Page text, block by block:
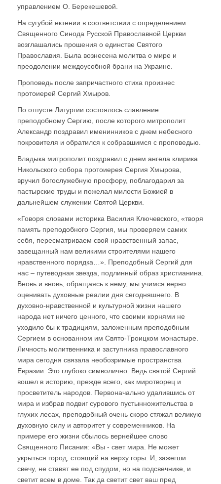
управлением О. Берекешевой.
На сугубой ектении в соответствии с определением
Священного Синода Русской Православной Церкви
возглашались прошения о единстве Святого
Православия. Была вознесена молитва о мире и
преодолении междоусобной брани на Украине.
Проповедь после запричастного стиха произнес
протоиерей Сергий Хмыров.
По отпусте Литургии состоялось славление
преподобному Сергию, после которого митрополит
Александр поздравил именинников с днем небесного
покровителя и обратился к собравшимся с проповедью.
Владыка митрополит поздравил с днем ангела клирика
Никольского собора протоиерея Сергия Хмырова,
вручил богослужебную просфору, поблагодарил за
пастырские труды и пожелал милости Божией в
дальнейшем служении Святой Церкви.
«Говоря словами историка Василия Ключевского, «творя
память преподобного Сергия, мы проверяем самих
себя, пересматриваем свой нравственный запас,
завещанный нам великими строителями нашего
нравственного порядка…». Преподобный Сергий для
нас – путеводная звезда, подлинный образ христианина.
Вновь и вновь, обращаясь к нему, мы учимся верно
оценивать духовные реалии дня сегодняшнего. В
духовно-нравственной и культурной жизни нашего
народа нет ничего ценного, что своими корнями не
уходило бы к традициям, заложенным преподобным
Сергием в основанном им Свято-Троицком монастыре.
Личность молитвенника и заступника православного
мира сегодня связала необозримые пространства
Евразии. Это глубоко символично. Ведь святой Сергий
вошел в историю, прежде всего, как миротворец и
просветитель народов. Первоначально удалившись от
мира и избрав подвиг сурового пустынножительства в
глухих лесах, преподобный очень скоро стяжал великую
духовную силу и авторитет у современников. На
примере его жизни сбылось вернейшее слово
Священного Писания: «Вы - свет мира. Не может
укрыться город, стоящий на верху горы. И, зажегши
свечу, не ставят ее под спудом, но на подсвечнике, и
светит всем в доме. Так да светит свет ваш пред